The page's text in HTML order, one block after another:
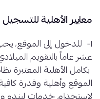
معايير الأهلية للتسجيل
عشر عاماً بالتقويم
بكامل الأهلية المعتبرة
الموقع وأهلية وقدرة